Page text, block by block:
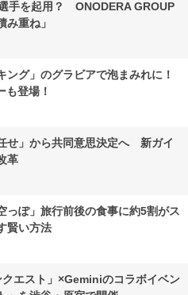
手を起用？ ONODERA GROUP
み重ね」
ング」のグラビアで泡まみれに！
も登場！
せ」から共同意思決定へ 新ガイ
革
っぽ」旅行前後の食事に約5割がス
賢い方法
エスト」×Geminiのコラボイベン